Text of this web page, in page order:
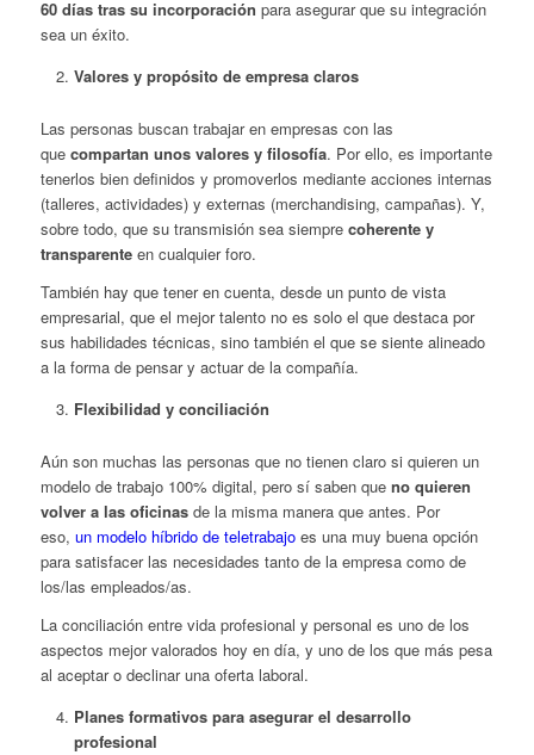
60 días tras su incorporación para asegurar que su integración
sea un éxito.
Valores y propósito de empresa claros
Las personas buscan trabajar en empresas con las
que compartan unos valores y filosofía. Por ello, es importante
tenerlos bien definidos y promoverlos mediante acciones internas
(talleres, actividades) y externas (merchandising, campañas). Y,
sobre todo, que su transmisión sea siempre coherente y
transparenteen cualquier foro.
También hay que tener en cuenta, desde un punto de vista
empresarial, que el mejor talento no es solo el que destaca por
sus habilidades técnicas, sino también el que se siente alineado
a la forma de pensar y actuar de la compañía.
Flexibilidad y conciliación
Aún son muchas las personas que no tienen claro si quieren un
modelo de trabajo 100% digital, pero sí saben que no quieren
volver a las oficinasde la misma manera que antes. Por
eso, un modelo híbrido de teletrabajoes una muy buena opción
para satisfacer las necesidades tanto de la empresa como de
los/las empleados/as.
La conciliación entre vida profesional y personal es uno de los
aspectos mejor valorados hoy en día, y uno de los que más pesa
al aceptar o declinar una oferta laboral.
Planes formativos para asegurar el desarrollo
profesional